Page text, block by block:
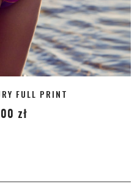
FULL PRINT
zł